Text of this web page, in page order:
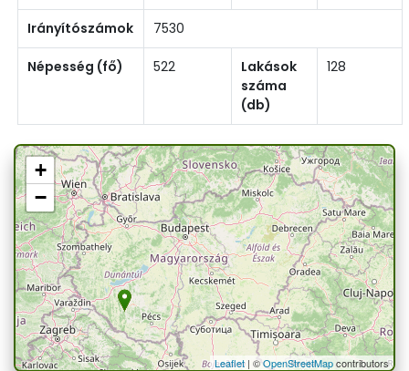
Irányítószámok 7530
Népesség (fő) 522
Lakások
száma
(db)
128
+
−
Leaflet| ©OpenStreetMapcontributors